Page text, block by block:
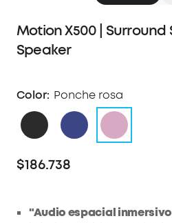
Motion X500 |
Speaker
Color: Ponche rosa
$186.738
"Audio espacial